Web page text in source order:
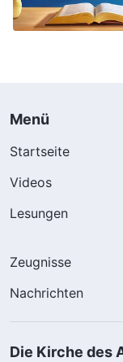
Menü
Startseite
Videos
Lesungen
Zeugnisse
Nachrichten
Die Kirche des